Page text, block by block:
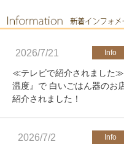
2026/7/21
≪テレビで紹介されました
温度』で 白いごはん器のお
紹介されました！
2026/7/2